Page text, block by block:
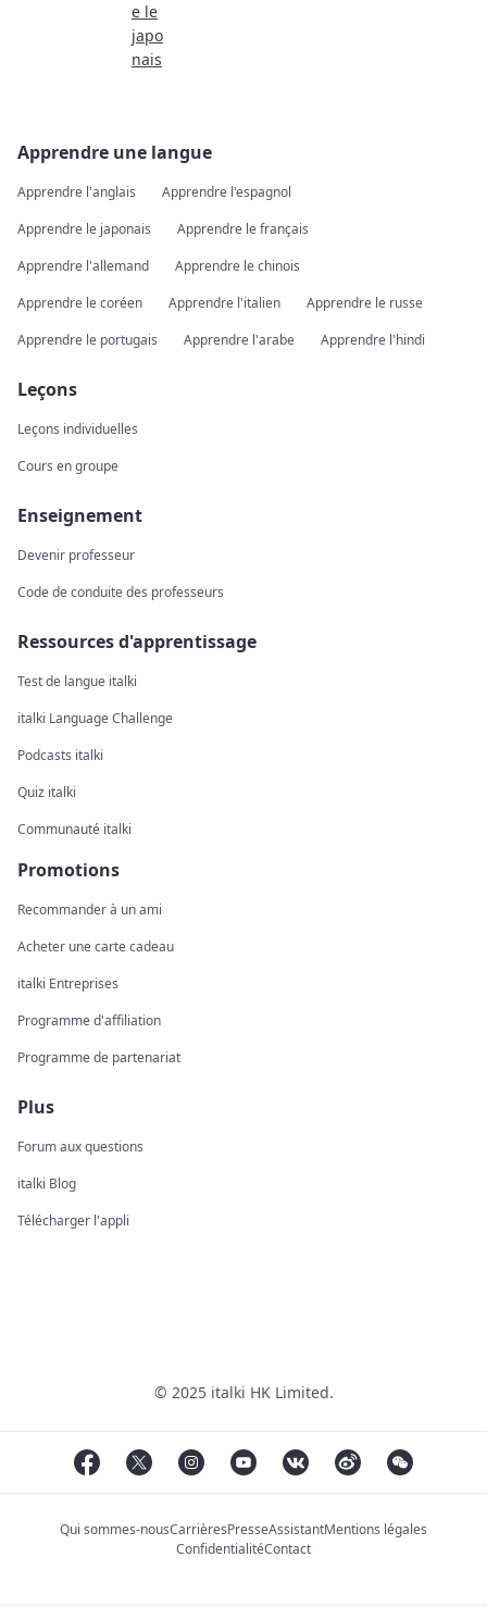
e le
japo
nais
Apprendre une langue
Apprendre l'anglais
Apprendre l'espagnol
Apprendre le japonais
Apprendre le français
Apprendre l'allemand
Apprendre le chinois
Apprendre le coréen
Apprendre l'italien
Apprendre le russe
Apprendre le portugais
Apprendre l'arabe Apprendre l'hindi
Leçons
Leçons individuelles
Cours en groupe
Enseignement
Devenir professeur
Code de conduite des professeurs
Ressources d'apprentissage
Test de langue italki
italki Language Challenge
Podcasts italki
Quiz italki
Communauté italki
Promotions
Recommander à un ami
Acheter une carte cadeau
italki Entreprises
Programme d'affiliation
Programme de partenariat
Plus
Forum aux questions
italki Blog
Télécharger l'appli
© 2025 italki HK Limited.
Qui sommes-nousCarrièresPresseAssistantMentions légales
ConfidentialitéContact